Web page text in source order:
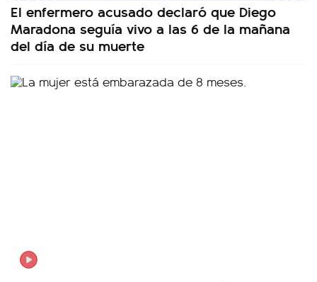
El enfermero acusado declaró que Diego
Maradona seguía vivo a las 6 de la mañana
del día de su muerte